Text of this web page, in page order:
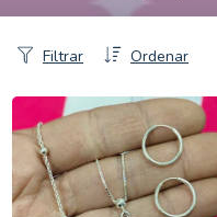
Ordenar
Filtrar